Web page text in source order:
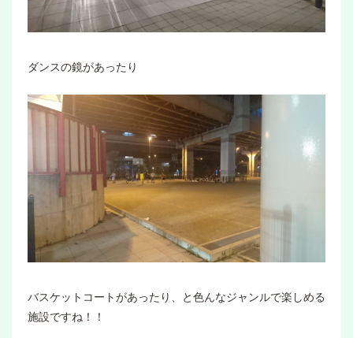
ダンスの鏡があったり
バスケットコートがあったり、と色んなジャンルで楽しめる
施設ですね！！